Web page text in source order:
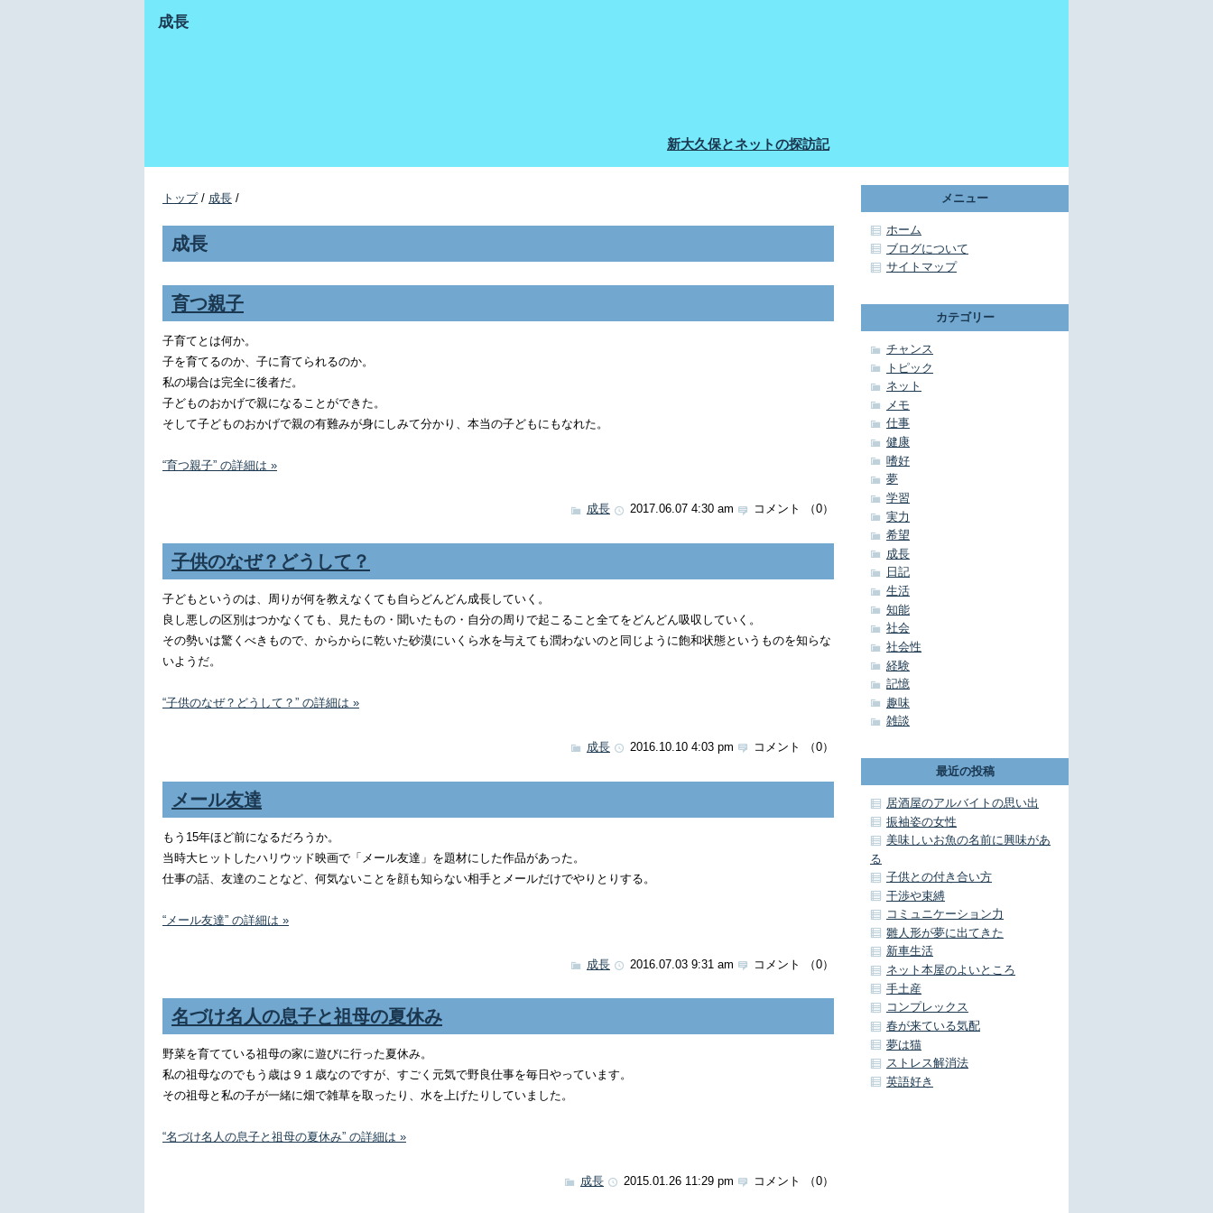
成長
新大久保とネットの探訪記
トップ/ 成長 /
成長
育つ親子
子育てとは何か。
子を育てるのか、子に育てられるのか。
私の場合は完全に後者だ。
子どものおかげで親になることができた。
そして子どものおかげで親の有難みが身にしみて分かり、本当の子どもにもなれた。
“育つ親子” の詳細は »
成長 2017.06.07 4:30 am コメント （0）
子供のなぜ？どうして？
子どもというのは、周りが何を教えなくても自らどんどん成長していく。
良し悪しの区別はつかなくても、見たもの・聞いたもの・自分の周りで起こること全てをどんどん吸収していく。
その勢いは驚くべきもので、からからに乾いた砂漠にいくら水を与えても潤わないのと同じように飽和状態というものを知らな
いようだ。
“子供のなぜ？どうして？” の詳細は »
成長 2016.10.10 4:03 pm コメント （0）
メール友達
もう15年ほど前になるだろうか。
当時大ヒットしたハリウッド映画で「メール友達」を題材にした作品があった。
仕事の話、友達のことなど、何気ないことを顔も知らない相手とメールだけでやりとりする。
“メール友達” の詳細は »
成長 2016.07.03 9:31 am コメント （0）
名づけ名人の息子と祖母の夏休み
野菜を育てている祖母の家に遊びに行った夏休み。
私の祖母なのでもう歳は９１歳なのですが、すごく元気で野良仕事を毎日やっています。
その祖母と私の子が一緒に畑で雑草を取ったり、水を上げたりしていました。
“名づけ名人の息子と祖母の夏休み” の詳細は »
成長 2015.01.26 11:29 pm コメント （0）
メニュー
ホーム
ブログについて
サイトマップ
カテゴリー
チャンス
トピック
ネット
メモ
仕事
健康
嗜好
夢
学習
実力
希望
成長
日記
生活
知能
社会
社会性
経験
記憶
趣味
雑談
最近の投稿
居酒屋のアルバイトの思い出
振袖姿の女性
美味しいお魚の名前に興味があ
る
子供との付き合い方
干渉や束縛
コミュニケーション力
雛人形が夢に出てきた
新車生活
ネット本屋のよいところ
手土産
コンプレックス
春が来ている気配
夢は猫
ストレス解消法
英語好き